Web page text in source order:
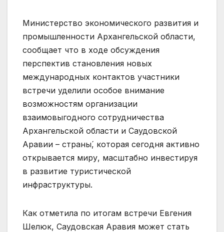
Министерство экономического развития и
промышленности Архангельской области,
сообщает что в ходе обсуждения
перспектив становления новых
международных контактов участники
встречи уделили особое внимание
возможностям организации
взаимовыгодного сотрудничества
Архангельской области и Саудовской
Аравии – страны́, которая сегодня активно
открывается миру, масштабно инвестируя
в развитие туристической
инфраструктуры.
Как отметила по итогам встречи Евгения
Шелюк, Саудовская Аравия может стать